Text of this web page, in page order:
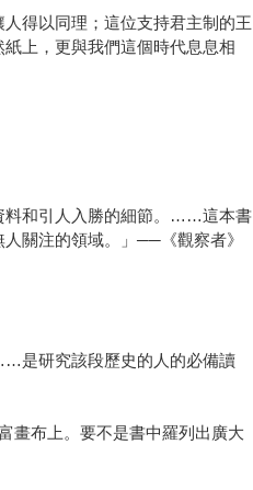
得以同理；這位支持君主制的王
上，更與我們這個時代息息相
料和引人入勝的細節。……這本書
關注的領域。」──《觀察者》
是研究該段歷史的人的必備讀
畫布上。要不是書中羅列出廣大